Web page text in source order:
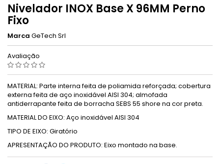
Nivelador INOX Base X 96MM Perno
Fixo
Marca GeTech Srl
Avaliação
MATERIAL: Parte interna feita de poliamida reforçada; cobertura
externa feita de aço inoxidável AISI 304; almofada
antiderrapante feita de borracha SEBS 55 shore na cor preta.
MATERIAL DO EIXO: Aço inoxidável AISI 304
TIPO DE EIXO: Giratório
APRESENTAÇÃO DO PRODUTO: Eixo montado na base.